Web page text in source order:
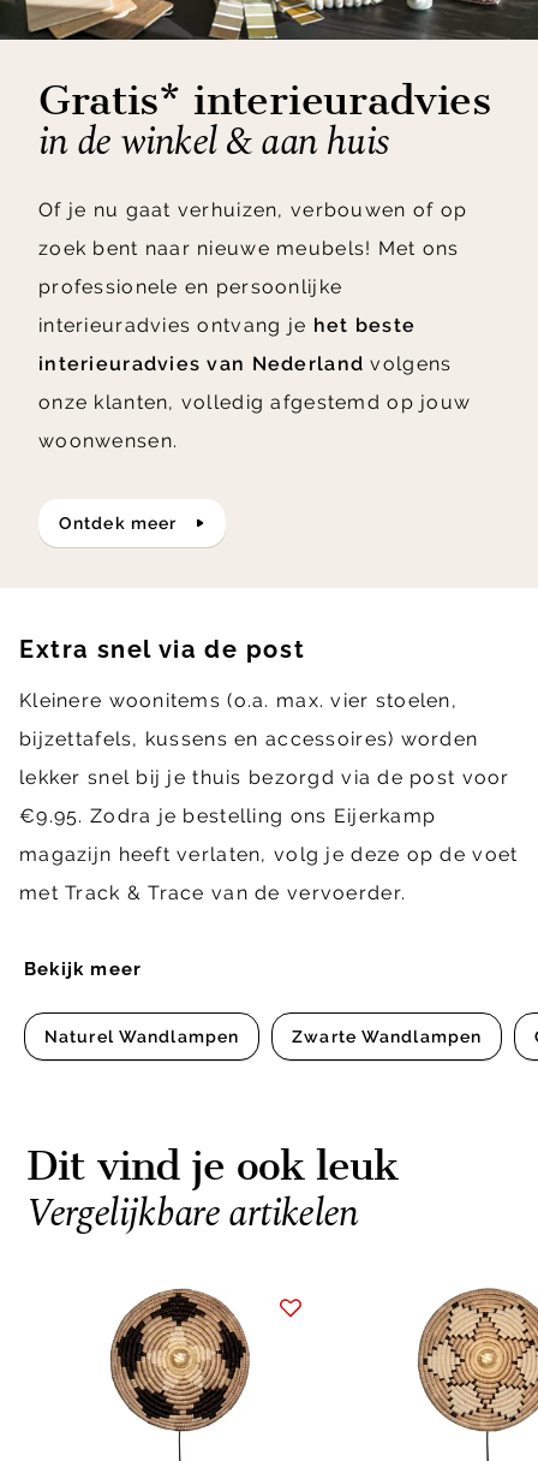
Gratis* interieuradvies
in de winkel & aan huis
Of je nu gaat verhuizen, verbouwen of op
zoek bent naar nieuwe meubels! Met ons
professionele en persoonlijke
interieuradvies ontvang je het beste
interieuradvies van Nederland volgens
onze klanten, volledig afgestemd op jouw
woonwensen.
ontdek meer
Bekijk meer
Naturel Wandlampen Zwarte Wandlampen
Extra snel via de post
Kleinere woonitems (o.a. max. vier stoelen,
bijzettafels, kussens en accessoires) worden
lekker snel bij je thuis bezorgd via de post voor
€9.95. Zodra je bestelling ons Eijerkamp
magazijn heeft verlaten, volg je deze op de voet
met Track & Trace van de vervoerder.
Dit vind je ook leuk
Vergelijkbare artikelen